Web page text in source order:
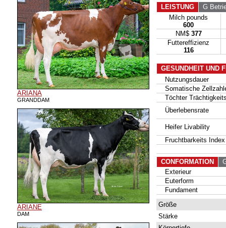
ARIANA
GRANDDAM
ARIANE
DAM
LEISTUNG
G
Milch pounds
600
NM$ 377
Futtereffizienz
116
GESUNDHEIT UND
Nutzungsdauer
Somatische
Töchter
Überlebensrate
Heifer Livability
Fruchtbarkeits Index
CONFORMATION
Exterieur
Euterform
Fundament
Größe
Stärke